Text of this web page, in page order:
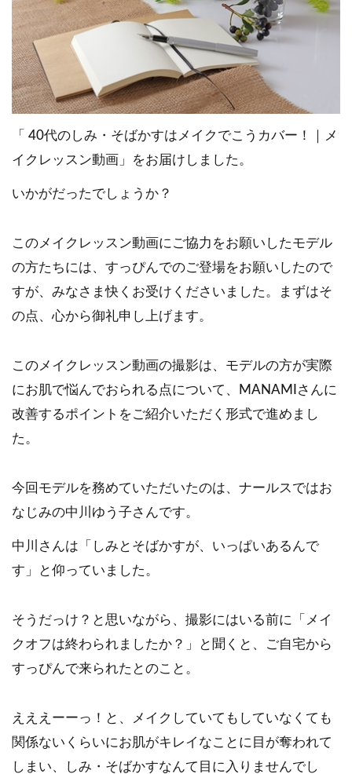
「 40代のしみ・そばかすはメイクでこうカバー！｜メ
イクレッスン動画」をお届けしました。
いかがだったでしょうか？
このメイクレッスン動画にご協力をお願いしたモデル
の方たちには、すっぴんでのご登場をお願いしたので
すが、みなさま快くお受けくださいました。まずはそ
の点、心から御礼申し上げます。
このメイクレッスン動画の撮影は、モデルの方が実際
にお肌で悩んでおられる点について、MANAMIさんに
改善するポイントをご紹介いただく形式で進めまし
た。
今回モデルを務めていただいたのは、ナールスではお
なじみの中川ゆう子さんです。
中川さんは「しみとそばかすが、いっぱいあるんで
す」と仰っていました。
そうだっけ？と思いながら、撮影にはいる前に「メイ
クオフは終わられましたか？」と聞くと、ご自宅から
すっぴんで来られたとのこと。
えええーーっ！と、メイクしていてもしていなくても
関係ないくらいにお肌がキレイなことに目が奪われて
しまい、しみ・そばかすなんて目に入りませんでし